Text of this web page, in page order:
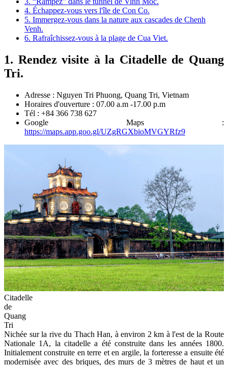
4. Échappez-vous vers l'île de Con Co.
5. Immergez-vous dans la nature aux cascades de Chenh
Venh.
6. Rafraîchissez-vous à la plage de Cua Viet.
1. Rendez visite à la Citadelle de Quang
Tri.
Adresse : Nguyen Tri Phuong, Quang Tri, Vietnam
Horaires d'ouverture : 07.00 a.m -17.00 p.m
Tél : +84 366 738 627
Google Maps :
https://maps.app.goo.gl/UZgRGXbioMVGYRfz9
Citadelle
de
Quang
Tri
Nichée sur la rive du Thach Han, à environ 2 km à l'est de la Route
Nationale 1A, la citadelle a été construite dans les années 1800.
Initialement construite en terre et en argile, la forteresse a ensuite été
modernisée avec des briques, des murs de 3 mètres de haut et un